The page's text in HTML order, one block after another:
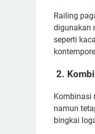
Railing
digunakan
seperti
2.
Kombinasi
namun
bingkai